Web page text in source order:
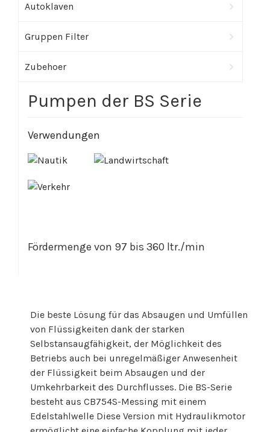
Autoklaven
Gruppen Filter
Zubehoer
Pumpen der BS Serie
Verwendungen
Fördermenge von 97 bis 360 ltr./min
Die beste Lösung für das Absaugen und Umfüllen
von Flüssigkeiten dank der starken
Selbstansaugfähigkeit, der Möglichkeit des
Betriebs auch bei unregelmäßiger Anwesenheit
der Flüssigkeit beim Absaugen und der
Umkehrbarkeit des Durchflusses. Die BS-Serie
besteht aus CB754S-Messing mit einem
Edelstahlwelle Diese Version mit Hydraulikmotor